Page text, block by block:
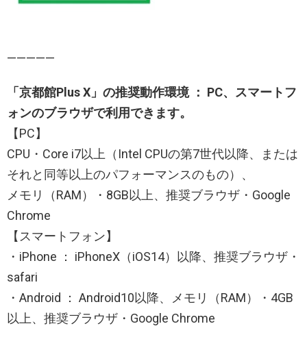
—————
「京都館Plus X」の推奨動作環境 ： PC、スマートフ
ォンのブラウザで利用できます。
【PC】
CPU・Core i7以上（Intel CPUの第7世代以降、または
それと同等以上のパフォーマンスのもの）、
メモリ（RAM）・8GB以上、推奨ブラウザ・Google
Chrome
【スマートフォン】
・iPhone ： iPhoneX（iOS14）以降、推奨ブラウザ・
safari
・Android ： Android10以降、メモリ（RAM）・4GB
以上、推奨ブラウザ・Google Chrome